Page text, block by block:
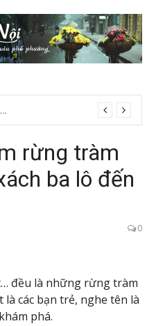
Lễ 2/9 có phải mùa du lịch Hà Giang đẹp không?
rừng tràm
ba lô đến
0
đều là những rừng tràm
các bạn trẻ, nghe tên là
phá.